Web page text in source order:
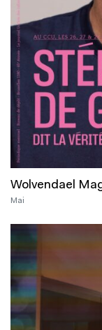
Wolvendael
Mai